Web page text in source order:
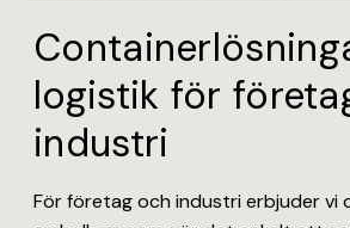
logistik för
industri
För företag och industri erbjuder vi